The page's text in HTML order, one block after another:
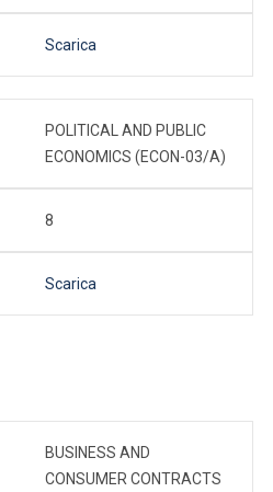
Scarica
POLITICAL AND PUBLIC
ECONOMICS (ECON-03/A)
8
Scarica
BUSINESS AND
CONSUMER CONTRACTS